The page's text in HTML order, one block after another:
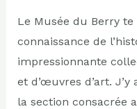
Le Musée du Berry
connaissance de
impressionnante
et d’œuvres d’art.
la section consacrée